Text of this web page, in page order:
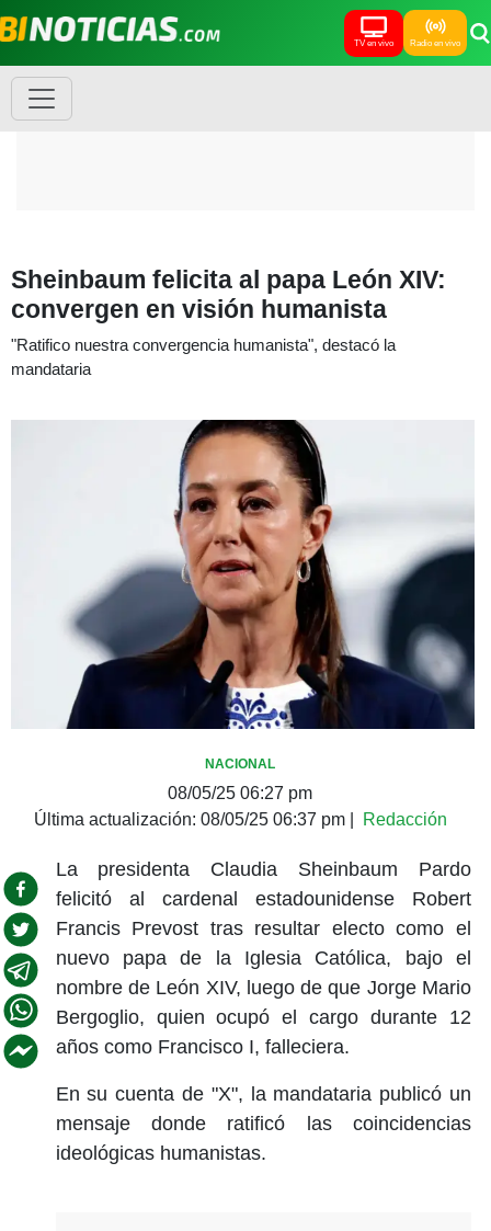
TV en vivo Radio en vivo
Sheinbaum felicita al papa León XIV:
convergen en visión humanista
"Ratifico nuestra convergencia humanista", destacó la
mandataria
NACIONAL
08/05/25 06:27 pm
Última actualización: 08/05/25 06:37 pm| Redacción
La presidenta Claudia Sheinbaum Pardo
felicitó al cardenal estadounidense Robert
Francis Prevost tras resultar electo como el
nuevo papa de la Iglesia Católica, bajo el
nombre de León XIV, luego de que Jorge Mario
Bergoglio, quien ocupó el cargo durante 12
años como Francisco I, falleciera.
En su cuenta de "X", la mandataria publicó un
mensaje donde ratificó las coincidencias
ideológicas humanistas.